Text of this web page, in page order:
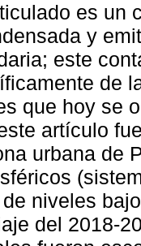
es un
y
este
de
que hoy se
artículo
urbana de
niveles
del 2018-